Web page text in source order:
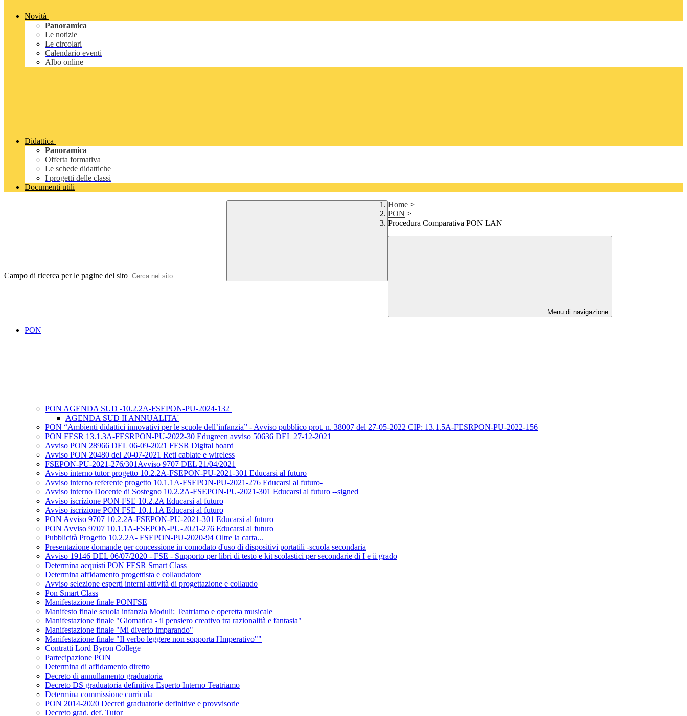
Novità
Panoramica
Le notizie
Le circolari
Calendario eventi
Albo online
Didattica
Panoramica
Offerta formativa
Le schede didattiche
I progetti delle classi
Documenti utili
Campo di ricerca per le pagine del sito
Home >
PON >
Procedura Comparativa PON LAN
Menu di navigazione
PON
PON AGENDA SUD -10.2.2A-FSEPON-PU-2024-132
AGENDA SUD II ANNUALITA'
PON “Ambienti didattici innovativi per le scuole dell’infanzia” - Avviso pubblico prot. n. 38007 del 27-05-2022 CIP: 13.1.5A-FESRPON-PU-2022-156
PON FESR 13.1.3A-FESRPON-PU-2022-30 Edugreen avviso 50636 DEL 27-12-2021
Avviso PON 28966 DEL 06-09-2021 FESR Digital board
Avviso PON 20480 del 20-07-2021 Reti cablate e wireless
FSEPON-PU-2021-276/301Avviso 9707 DEL 21/04/2021
Avviso interno tutor progetto 10.2.2A-FSEPON-PU-2021-301 Educarsi al futuro
Avviso interno referente progetto 10.1.1A-FSEPON-PU-2021-276 Educarsi al futuro-
Avviso interno Docente di Sostegno 10.2.2A-FSEPON-PU-2021-301 Educarsi al futuro --signed
Avviso iscrizione PON FSE 10.2.2A Educarsi al futuro
Avviso iscrizione PON FSE 10.1.1A Educarsi al futuro
PON Avviso 9707 10.2.2A-FSEPON-PU-2021-301 Educarsi al futuro
PON Avviso 9707 10.1.1A-FSEPON-PU-2021-276 Educarsi al futuro
Pubblicità Progetto 10.2.2A- FSEPON-PU-2020-94 Oltre la carta...
Presentazione domande per concessione in comodato d'uso di dispositivi portatili -scuola secondaria
Avviso 19146 DEL 06/07/2020 - FSE - Supporto per libri di testo e kit scolastici per secondarie di I e ii grado
Determina acquisti PON FESR Smart Class
Determina affidamento progettista e collaudatore
Avviso selezione esperti interni attività di progettazione e collaudo
Pon Smart Class
Manifestazione finale PONFSE
Manifesto finale scuola infanzia Moduli: Teatriamo e operetta musicale
Manifestazione finale "Giomatica - il pensiero creativo tra razionalità e fantasia"
Manifestazione finale "Mi diverto imparando"
Manifestazione finale "Il verbo leggere non sopporta l'Imperativo""
Contratti Lord Byron College
Partecipazione PON
Determina di affidamento diretto
Decreto di annullamento graduatoria
Decreto DS graduatoria definitiva Esperto Interno Teatriamo
Determina commissione curricula
PON 2014-2020 Decreti graduatorie definitive e provvisorie
Decreto grad. def. Tutor